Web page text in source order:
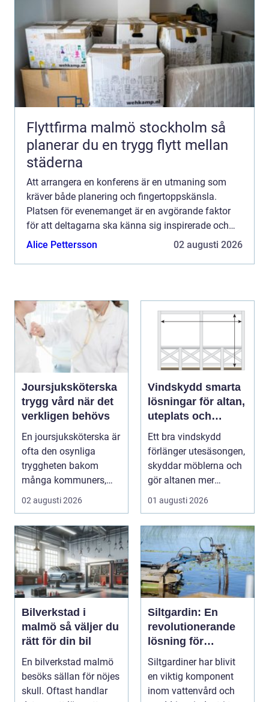
Flyttfirma malmö stockholm så
planerar du en trygg flytt mellan
städerna
Att arrangera en konferens är en utmaning som
kräver både planering och fingertoppskänsla.
Platsen för evenemanget är en avgörande faktor
för att deltagarna ska känna sig inspirerade och
motiverade. Konfe...
Alice Pettersson 02 augusti 2026
Joursjuksköterska
trygg vård när det
verkligen behövs
En joursjuksköterska är
ofta den osynliga
tryggheten bakom
många kommuners,
privata vårdgivares och
02 augusti 2026
Vindskydd smarta
lösningar för altan,
uteplats och
uterum
Ett bra vindskydd
förlänger utesäsongen,
skyddar möblerna och
gör altanen mer
ombonad utan att
känna...
01 augusti 2026
Bilverkstad i
malmö så väljer du
rätt för din bil
En bilverkstad malmö
besöks sällan för nöjes
skull. Oftast handlar
Siltgardin: En
revolutionerande
lösning för
vattenmiljöer
Siltgardiner har blivit
en viktig komponent
inom vattenvård och